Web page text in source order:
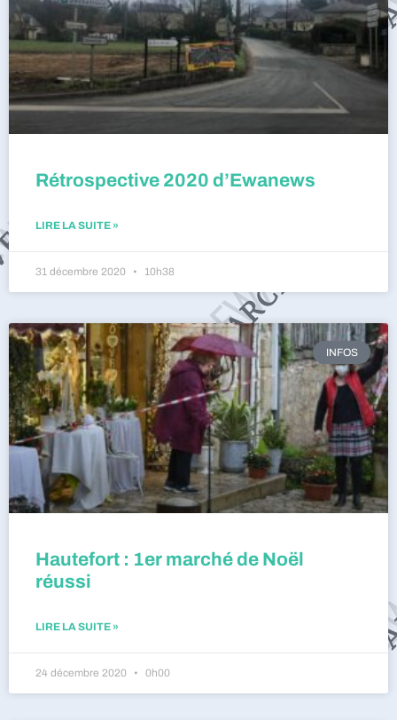
Rétrospective 2020 d’Ewanews
LIRE LA SUITE »
31 décembre 2020 10h38
INFOS
Hautefort : 1er marché de Noël
réussi
LIRE LA SUITE »
24 décembre 2020 0h00